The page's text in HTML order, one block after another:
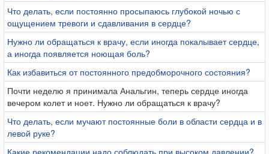
Что делать, если постоянно просыпаюсь глубокой ночью с
ощущением тревоги и сдавливания в сердце?
Нужно ли обращаться к врачу, если иногда покалывает сердце,
а иногда появляется ноющая боль?
Как избавиться от постоянного предобморочного состояния?
Почти неделю я принимала Анальгин, теперь сердце иногда
вечером колет и ноет. Нужно ли обращаться к врачу?
Что делать, если мучают постоянные боли в области сердца и в
левой руке?